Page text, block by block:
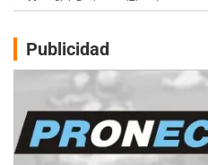
NORESTE SANTAFESINO - F6
Ciudad de Avellaneda (Asfalto)
Avellaneda (Santa Fe)
SUR SANTAFESINO - F4
José Samuel Sánchez (Tierra)
Rufino (Santa Fe)
Publicidad